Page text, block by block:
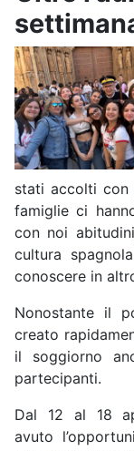
stati accolti con
famiglie ci
con noi
cultura
conoscere in
Nonostante il
creato
il soggiorno
partecipanti.
Dal 12 al 18
avuto